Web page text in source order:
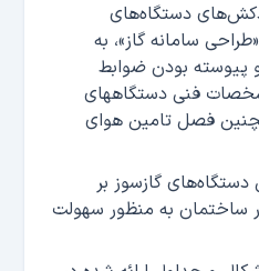
دستگاه‌های
سامانه گاز»، به
پیوسته بودن ضوابط
فنی دستگاههای
فصل تامین هوای
گازسوز بر
ساختمان به منظور سهولت